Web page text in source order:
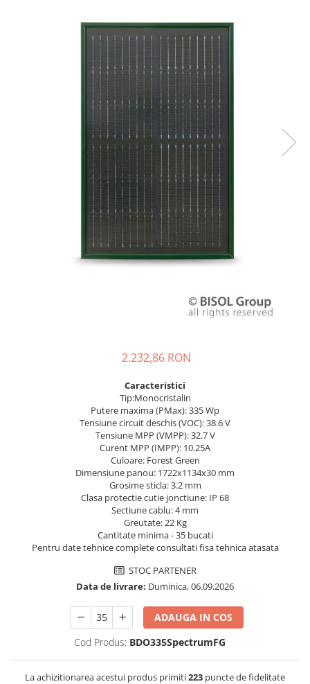
Panouri fotovoltaice si accesorii
Panouri fotovoltaice
Sisteme prindere panouri
Invertoare On-grid
Invertoare Off-grid
Convertoare de tensiune
Sisteme fotovoltaice complete
Sisteme fotovoltaice de putere
mica (rulota/caravan/case de
Sisteme fotovoltaice profesionale
Pachete sisteme fotovoltaice
Statii de incarcare vehicule
Statii de incarcare
Cabluri de incarcare vehicule
Prize de incarcare vehicule
Turbine eoliene pentru casă
Acumulatori VRLA AGM/GEL /
Tractiune / LiFePo4
Baterii si acumulatori gel si VRLA
6-12 V
2.232,86 RON
Caracteristici
Tip:Monocristalin
Putere maxima (PMax): 335 Wp
Tensiune circuit deschis (VOC): 38.6 V
Tensiune MPP (VMPP): 32.7 V
Curent MPP (IMPP): 10.25A
Culoare: Forest Green
Dimensiune panou: 1722x1134x30 mm
Grosime sticla: 3.2 mm
Clasa protectie cutie jonctiune: IP 68
Sectiune cablu: 4 mm
Greutate: 22 Kg
Cantitate minima - 35 bucati
Pentru date tehnice complete consultati fisa tehnica atasata
STOC PARTENER
Data de livrare: Duminica, 06.09.2026
ADAUGA IN COS
Cod Produs: BDO335SpectrumFG
La achizitionarea acestui produs primiti223 puncte de fidelitate